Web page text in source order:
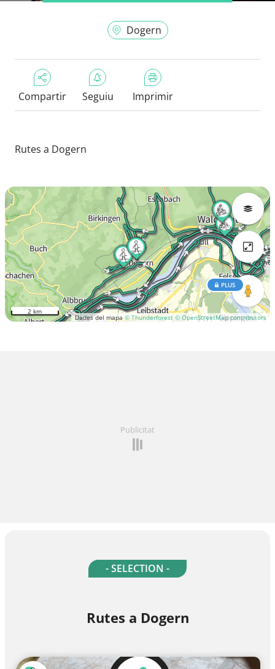
Dogern
Compartir Seguiu Imprimir
Rutes a Dogern
Dades del mapa© Thunderforest © OpenStreetMap contributors
PLUS
2 km
Publicitat
- SELECTION -
Rutes a Dogern